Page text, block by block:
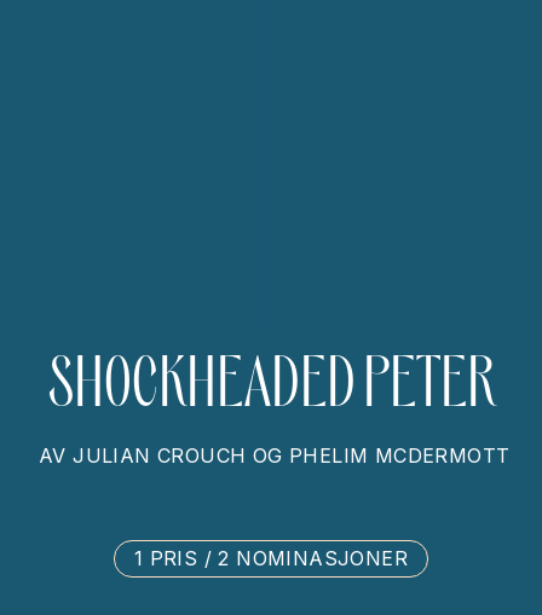
SHOCKHEADED PETER
AVJULIAN CROUCH OG PHELIM MCDERMOTT
1 PRIS / 2 NOMINASJONER